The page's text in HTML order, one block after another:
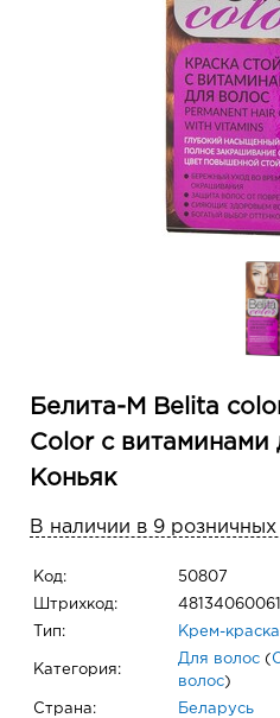
Белита-М Belita
Color с
Коньяк
В наличии в 9 розничных
Код: 50807
Штрихкод:
Тип: Крем-краска
Категория:
Для волос (
волос)
Страна: Беларусь